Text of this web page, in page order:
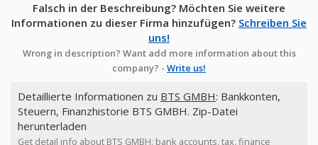
Falsch in der Beschreibung? Möchten Sie weitere
Informationen zu dieser Firma hinzufügen? Schreiben Sie
uns!
Wrong in description? Want add more information about this
company? - Write us!
Detaillierte Informationen zu BTS GMBH: Bankkonten,
Steuern, Finanzhistorie BTS GMBH. Zip-Datei
herunterladen
Get detail info about BTS GMBH: bank accounts, tax, finance